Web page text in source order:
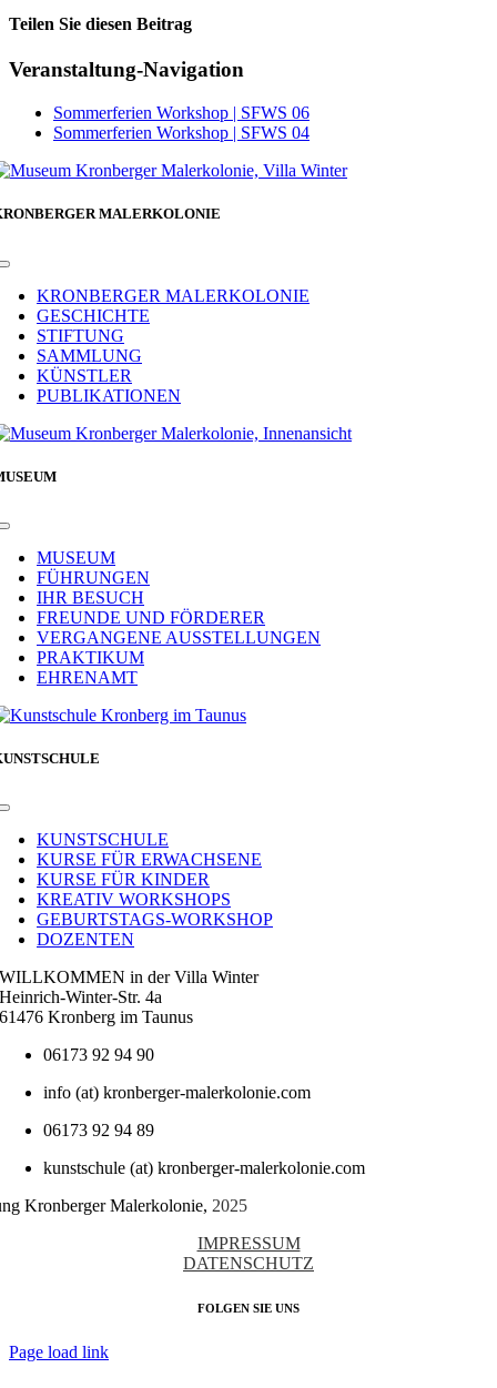
Teilen Sie diesen Beitrag
Facebook
Veranstaltung-Navigation
Sommerferien Workshop | SFWS 06
Sommerferien Workshop | SFWS 04
MALERKOLONIE
Toggle
NavigationKRONBERGER MALERKOLONIE
GESCHICHTE
STIFTUNG
SAMMLUNG
KÜNSTLER
PUBLIKATIONEN
Toggle
NavigationMUSEUM
FÜHRUNGEN
IHR BESUCH
FREUNDE UND FÖRDERER
VERGANGENE AUSSTELLUNGEN
PRAKTIKUM
EHRENAMT
Toggle
NavigationKUNSTSCHULE
KURSE FÜR ERWACHSENE
KURSE FÜR KINDER
KREATIV WORKSHOPS
GEBURTSTAGS-WORKSHOP
DOZENTEN
WILLKOMMEN in der Villa Winter
Heinrich-Winter-Str. 4a
61476 Kronberg im Taunus
06173 92 94 90
info (at) kronberger-malerkolonie.com
06173 92 94 89
kunstschule (at) kronberger-malerkolonie.com
Kronberger Malerkolonie, 2025
IMPRESSUM
DATENSCHUTZ
FOLGEN SIE UNS
Page load link